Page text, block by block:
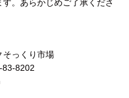
。あらかじめご了承くださ
そっくり市場
8202